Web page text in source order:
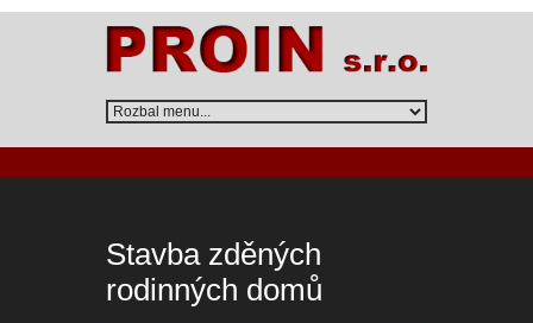
Stavba zděných
rodinných domů